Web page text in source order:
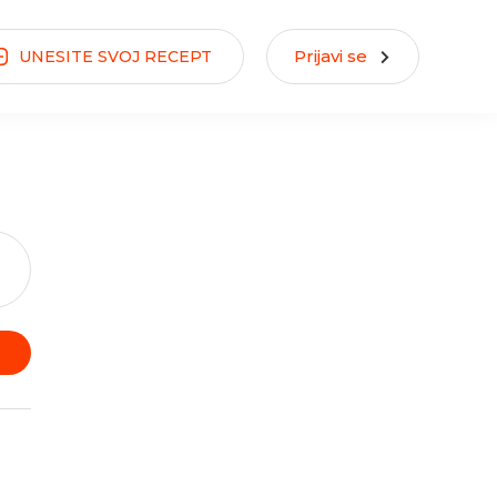
UNESITE SVOJ RECEPT Prijavi se